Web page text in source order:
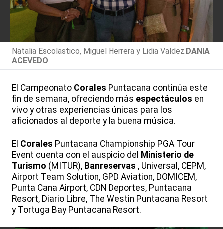
Natalia Escolastico, Miguel Herrera y Lidia Valdez.DANIA
ACEVEDO
El Campeonato Corales Puntacana continúa este
fin de semana, ofreciendo más espectáculos en
vivo y otras experiencias únicas para los
aficionados al deporte y la buena música.
El Corales Puntacana Championship PGA Tour
Event cuenta con el auspicio del Ministerio de
Turismo (MITUR), Banreservas , Universal, CEPM,
Airport Team Solution, GPD Aviation, DOMICEM,
Punta Cana Airport, CDN Deportes, Puntacana
Resort, Diario Libre, The Westin Puntacana Resort
y Tortuga Bay Puntacana Resort.